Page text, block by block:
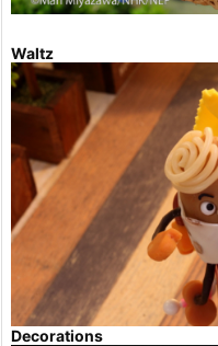
Waltz
Decorations